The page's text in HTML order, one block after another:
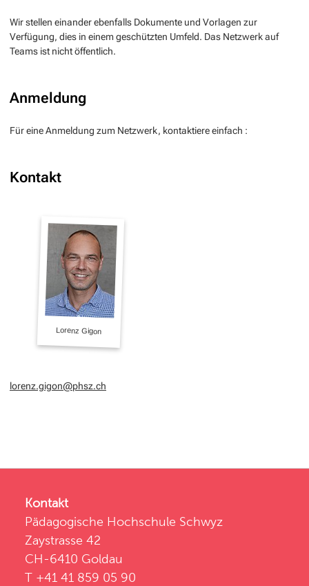
Wir stellen einander ebenfalls Dokumente und Vorlagen zur
Verfügung, dies in einem geschützten Umfeld. Das Netzwerk auf
Teams ist nicht öffentlich.
Anmeldung
Für eine Anmeldung zum Netzwerk, kontaktiere einfach :
Kontakt
lorenz.gigon@phsz.ch
Kontakt
Pädagogische Hochschule Schwyz
Zaystrasse 42
CH-6410 Goldau
T +41 41 859 05 90